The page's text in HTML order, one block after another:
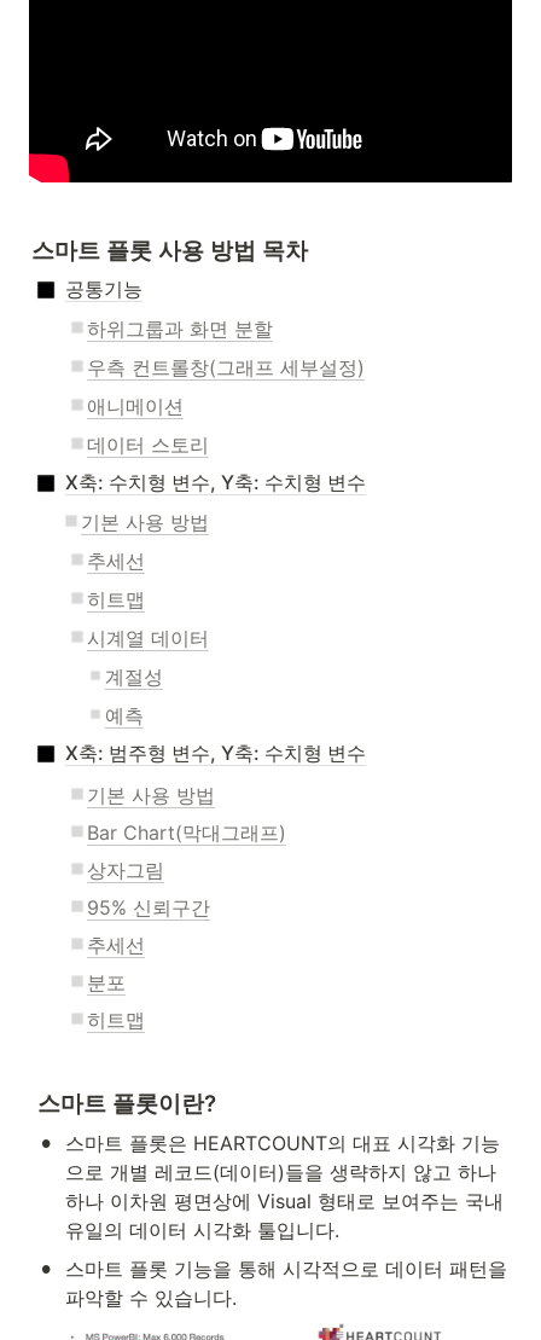
스마트 플롯 사용 방법 목차
공통기능
하위그룹과 화면 분할
우측 컨트롤창(그래프 세부설정)
애니메이션
데이터 스토리
X축: 수치형 변수, Y축: 수치형 변수
기본 사용 방법
추세선
히트맵
시계열 데이터
계절성
예측
X축: 범주형 변수, Y축: 수치형 변수
기본 사용 방법
Bar Chart(막대그래프)
상자그림
95% 신뢰구간
추세선
분포
히트맵
스마트 플롯이란?
•
스마트 플롯은 HEARTCOUNT의 대표 시각화 기능
으로 개별 레코드(데이터)들을 생략하지 않고 하나
하나 이차원 평면상에 Visual 형태로 보여주는 국내
유일의 데이터 시각화 툴입니다.
•
스마트 플롯 기능을 통해 시각적으로 데이터 패턴을
파악할 수 있습니다.